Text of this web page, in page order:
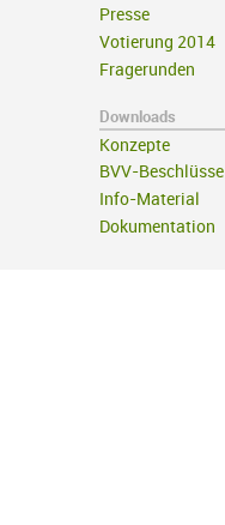
Presse
Votierung 2014
Fragerunden
Downloads
Konzepte
BVV-Beschlüsse
Info-Material
Dokumentation